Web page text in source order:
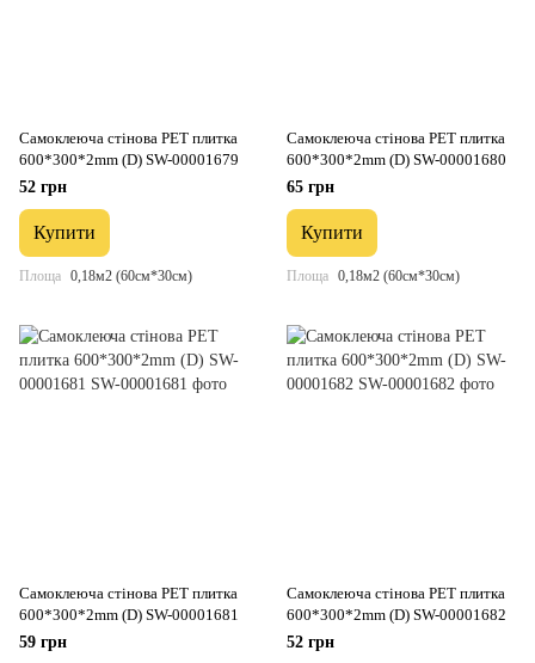
Самоклеюча стінова PET плитка
600*300*2mm (D) SW-00001679
52 грн
Купити
Площа 0,18м2 (60см*30см)
Самоклеюча стінова PET плитка
600*300*2mm (D) SW-00001680
65 грн
Купити
Площа 0,18м2 (60см*30см)
Самоклеюча стінова PET плитка
600*300*2mm (D) SW-00001681
59 грн
Самоклеюча стінова PET плитка
600*300*2mm (D) SW-00001682
52 грн